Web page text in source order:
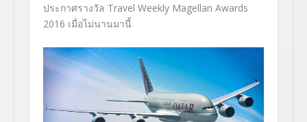
ประกาศรางวัล Travel Weekly Magellan Awards
2016 เมื่อไม่นานมานี้